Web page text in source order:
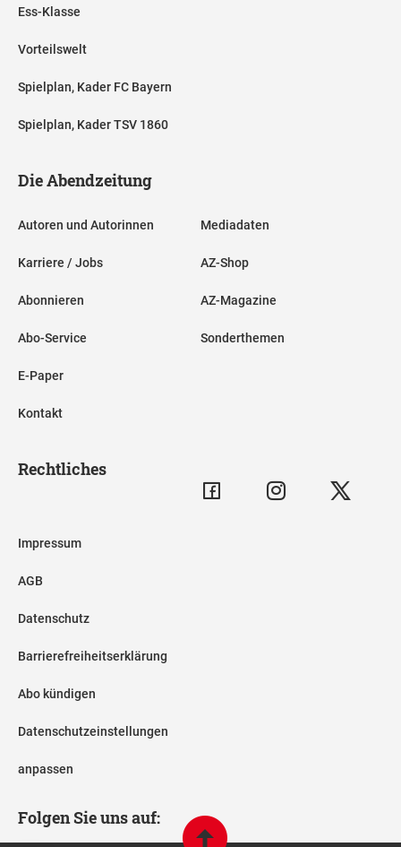
Ess-Klasse
Vorteilswelt
Spielplan, Kader FC Bayern
Spielplan, Kader TSV 1860
Die Abendzeitung
Autoren und Autorinnen
Karriere / Jobs
Abonnieren
Abo-Service
E-Paper
Kontakt
Mediadaten
AZ-Shop
AZ-Magazine
Sonderthemen
Rechtliches
Impressum
AGB
Datenschutz
Barrierefreiheitserklärung
Abo kündigen
Datenschutzeinstellungen
anpassen
Folgen Sie uns auf: